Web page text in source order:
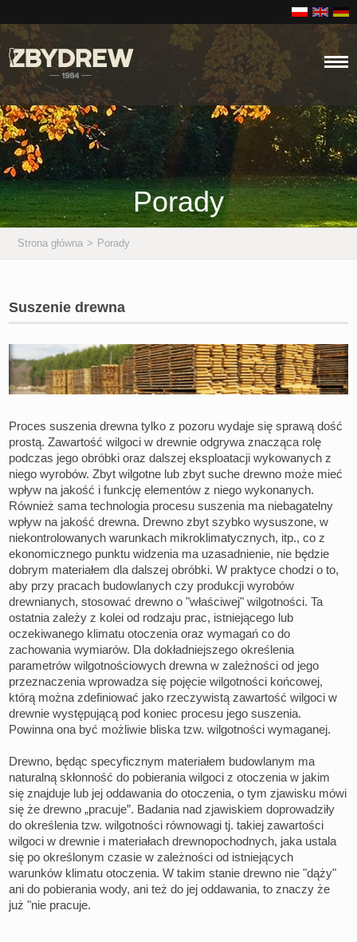
Porady
Strona główna > Porady
Suszenie drewna
Proces suszenia drewna tylko z pozoru wydaje się sprawą dość
prostą. Zawartość wilgoci w drewnie odgrywa znacząca rolę
podczas jego obróbki oraz dalszej eksploatacji wykowanych z
niego wyrobów. Zbyt wilgotne lub zbyt suche drewno może mieć
wpływ na jakość i funkcję elementów z niego wykonanych.
Również sama technologia procesu suszenia ma niebagatelny
wpływ na jakość drewna. Drewno zbyt szybko wysuszone, w
niekontrolowanych warunkach mikroklimatycznych, itp., co z
ekonomicznego punktu widzenia ma uzasadnienie, nie będzie
dobrym materiałem dla dalszej obróbki. W praktyce chodzi o to,
aby przy pracach budowlanych czy produkcji wyrobów
drewnianych, stosować drewno o "właściwej" wilgotności. Ta
ostatnia zależy z kolei od rodzaju prac, istniejącego lub
oczekiwanego klimatu otoczenia oraz wymagań co do
zachowania wymiarów. Dla dokładniejszego określenia
parametrów wilgotnościowych drewna w zależności od jego
przeznaczenia wprowadza się pojęcie wilgotności końcowej,
którą można zdefiniować jako rzeczywistą zawartość wilgoci w
drewnie występującą pod koniec procesu jego suszenia.
Powinna ona być możliwie bliska tzw. wilgotności wymaganej.
Drewno, będąc specyficznym materiałem budowlanym ma
naturalną skłonność do pobierania wilgoci z otoczenia w jakim
się znajduje lub jej oddawania do otoczenia, o tym zjawisku mówi
się że drewno „pracuje”. Badania nad zjawiskiem doprowadziły
do określenia tzw. wilgotności równowagi tj. takiej zawartości
wilgoci w drewnie i materiałach drewnopochodnych, jaka ustala
się po określonym czasie w zależności od istniejących
warunków klimatu otoczenia. W takim stanie drewno nie "dąży"
ani do pobierania wody, ani też do jej oddawania, to znaczy że
już "nie pracuje.